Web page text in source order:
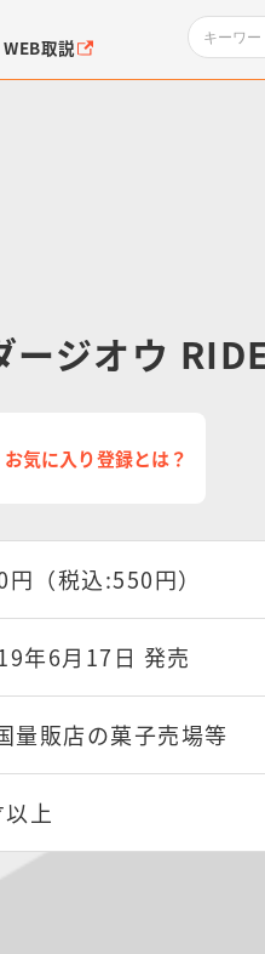
ムシリーズ
るめーしょん＆
アシール
WEB取説
ージオウ
お気に入り登録とは？
円（税込:550円）
年6月17日 発売
量販店の菓子売場等
上